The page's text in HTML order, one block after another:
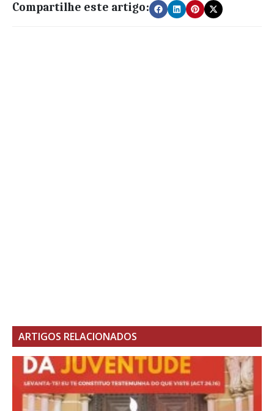
Compartilhe este artigo:
ARTIGOS RELACIONADOS